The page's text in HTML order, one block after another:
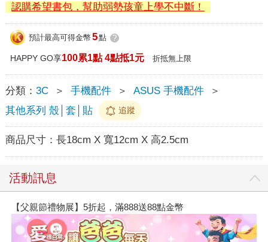
認購希望書包，幫助弱勢孩童上學不中斷！
預計最高可得金幣 5點 ?
HAPPY GO享100累1點 4點抵1元 折抵無上限
分類： 3C ＞ 手機配件 ＞ ASUS 手機配件
＞
其他系列 殼│套│貼
追蹤
商品尺寸： 長18cm X 寬12cm X 高2.5cm
活動訊息
【父親節禮物展】5折起，滿888送88點金幣